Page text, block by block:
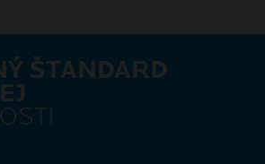
ŠTANDARD